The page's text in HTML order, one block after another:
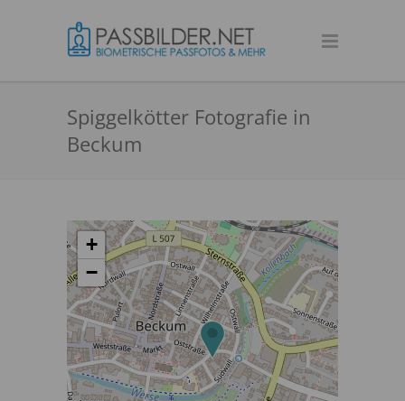
Spiggelkötter Fotografie in
Beckum
+
−